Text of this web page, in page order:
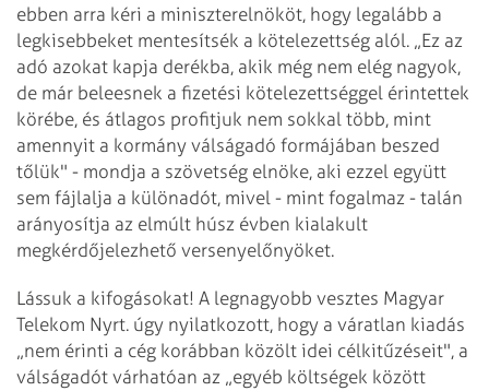
ebben arra kéri a miniszterelnököt, hogy legalább a
legkisebbeket mentesítsék a kötelezettség alól. „Ez az
adó azokat kapja derékba, akik még nem elég nagyok,
de már beleesnek a fizetési kötelezettséggel érintettek
körébe, és átlagos profitjuk nem sokkal több, mint
amennyit a kormány válságadó formájában beszed
tőlük" - mondja a szövetség elnöke, aki ezzel együtt
sem fájlalja a különadót, mivel - mint fogalmaz - talán
arányosítja az elmúlt húsz évben kialakult
megkérdőjelezhető versenyelőnyöket.
Lássuk a kifogásokat! A legnagyobb vesztes Magyar
Telekom Nyrt. úgy nyilatkozott, hogy a váratlan kiadás
„nem érinti a cég korábban közölt idei célkitűzéseit", a
válságadót várhatóan az „egyéb költségek között